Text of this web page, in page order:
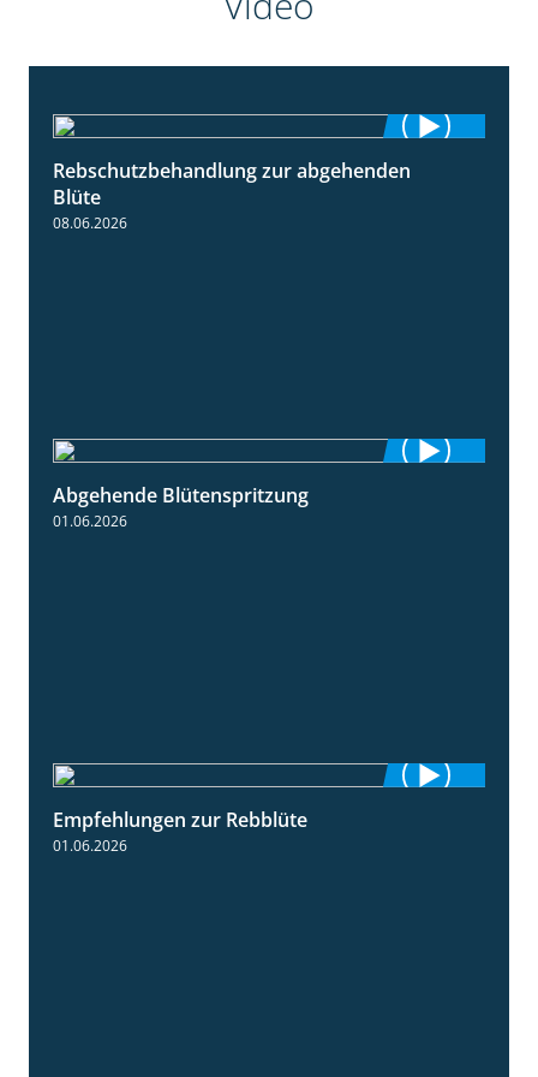
3:06
Rebschutzbehandlung zur abgehenden
Blüte
08.06.2026
Abgehende Blütenspritzung
01.06.2026
Empfehlungen zur Rebblüte
01.06.2026